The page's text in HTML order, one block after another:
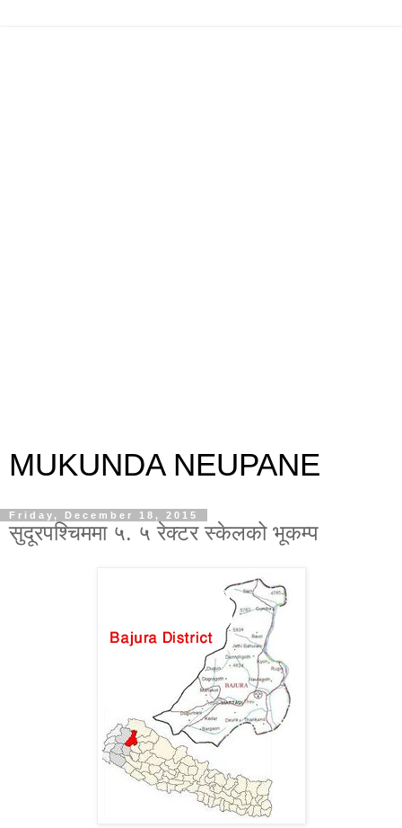
MUKUNDA NEUPANE
Friday, December 18, 2015
सुदूरपश्चिममा ५. ५ रेक्टर स्केलको भूकम्प